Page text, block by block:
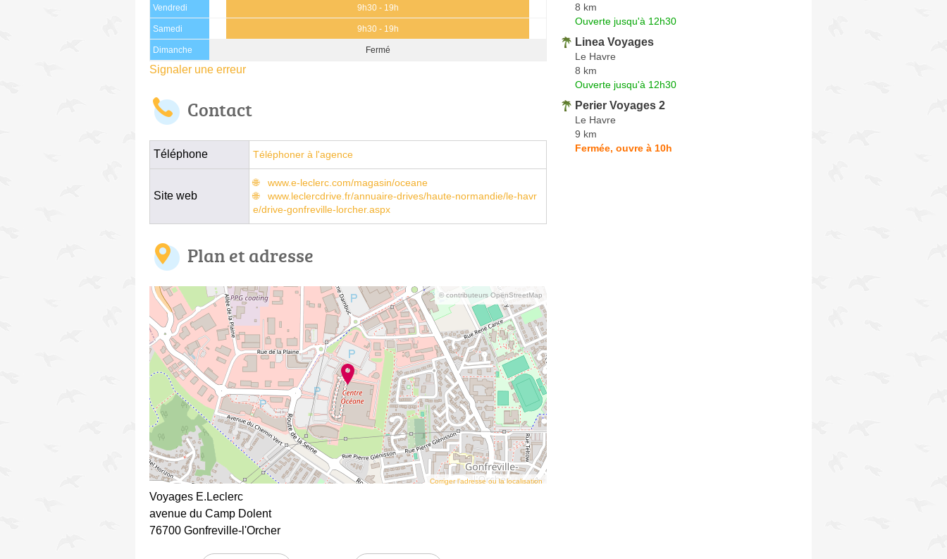
Vendredi 9h30 - 19h
Samedi 9h30 - 19h
Dimanche Fermé
Signaler une erreur
Contact
Téléphone Téléphoner à l'agence
Site web
www.e-leclerc.com/magasin/oceane
www.leclercdrive.fr/annuaire-drives/haute-normandie/le-havr
e/drive-gonfreville-lorcher.aspx
Plan et adresse
© contributeurs OpenStreetMap
Corriger l’adresse ou la localisation
Voyages E.Leclerc
avenue du Camp Dolent
76700 Gonfreville-l'Orcher
8 km
Ouverte jusqu'à 12h30
Linea Voyages
Le Havre
8 km
Ouverte jusqu'à 12h30
Perier Voyages 2
Le Havre
9 km
Fermée, ouvre à 10h